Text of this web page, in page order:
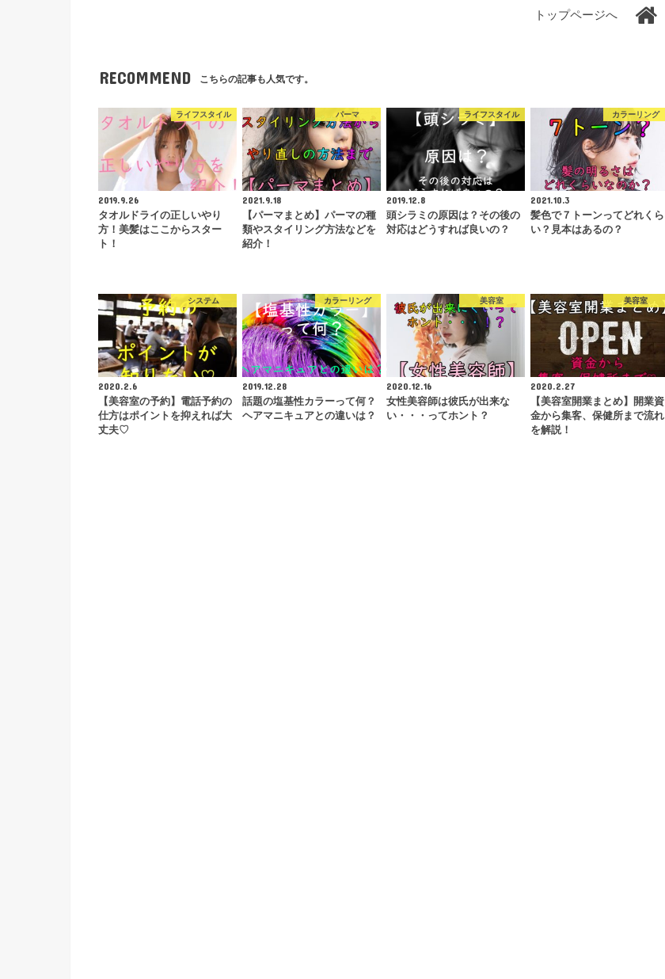
トップページへ
RECOMMEND こちらの記事も人気です。
ライフスタイル
2019.9.26
タオルドライの正しいやり
方！美髪はここからスター
ト！
パーマ
2021.9.18
【パーマまとめ】パーマの種
類やスタイリング方法などを
紹介！
ライフスタイル
2019.12.8
頭シラミの原因は？その後の
対応はどうすれば良いの？
カラーリング
2021.10.3
髪色で７トーンってどれくら
い？見本はあるの？
システム
2020.2.6
【美容室の予約】電話予約の
仕方はポイントを抑えれば大
丈夫♡
カラーリング
2019.12.28
話題の塩基性カラーって何？
ヘアマニキュアとの違いは？
美容室
2020.12.16
女性美容師は彼氏が出来な
い・・・ってホント？
美容室
2020.2.27
【美容室開業まとめ】開業資
金から集客、保健所まで流れ
を解説！